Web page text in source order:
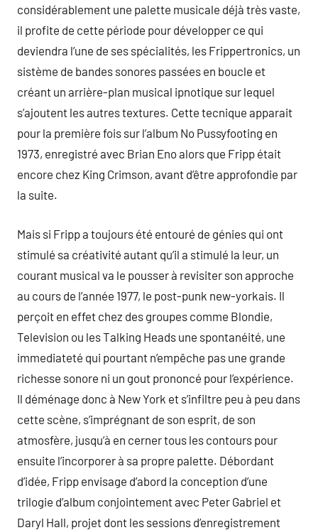
considérablement une palette musicale déjà très vaste,
il profite de cette période pour développer ce qui
deviendra l’une de ses spécialités, les Frippertronics, un
sistème de bandes sonores passées en boucle et
créant un arrière-plan musical ipnotique sur lequel
s’ajoutent les autres textures. Cette tecnique apparait
pour la première fois sur l’album No Pussyfooting en
1973, enregistré avec Brian Eno alors que Fripp était
encore chez King Crimson, avant d’être approfondie par
la suite.
Mais si Fripp a toujours été entouré de génies qui ont
stimulé sa créativité autant qu’il a stimulé la leur, un
courant musical va le pousser à revisiter son approche
au cours de l’année 1977, le post-punk new-yorkais. Il
perçoit en effet chez des groupes comme Blondie,
Television ou les Talking Heads une spontanéité, une
immediateté qui pourtant n’empêche pas une grande
richesse sonore ni un gout prononcé pour l’expérience.
Il déménage donc à New York et s’infiltre peu à peu dans
cette scène, s’imprégnant de son esprit, de son
atmosfère, jusqu’à en cerner tous les contours pour
ensuite l’incorporer à sa propre palette. Débordant
d’idée, Fripp envisage d’abord la conception d’une
trilogie d’album conjointement avec Peter Gabriel et
Daryl Hall, projet dont les sessions d’enregistrement